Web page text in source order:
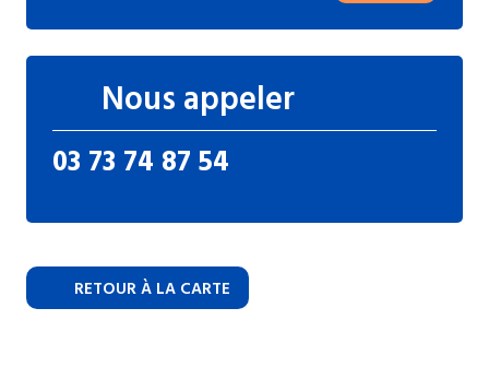
Nous appeler
03 73 74 87 54
RETOUR À LA CARTE